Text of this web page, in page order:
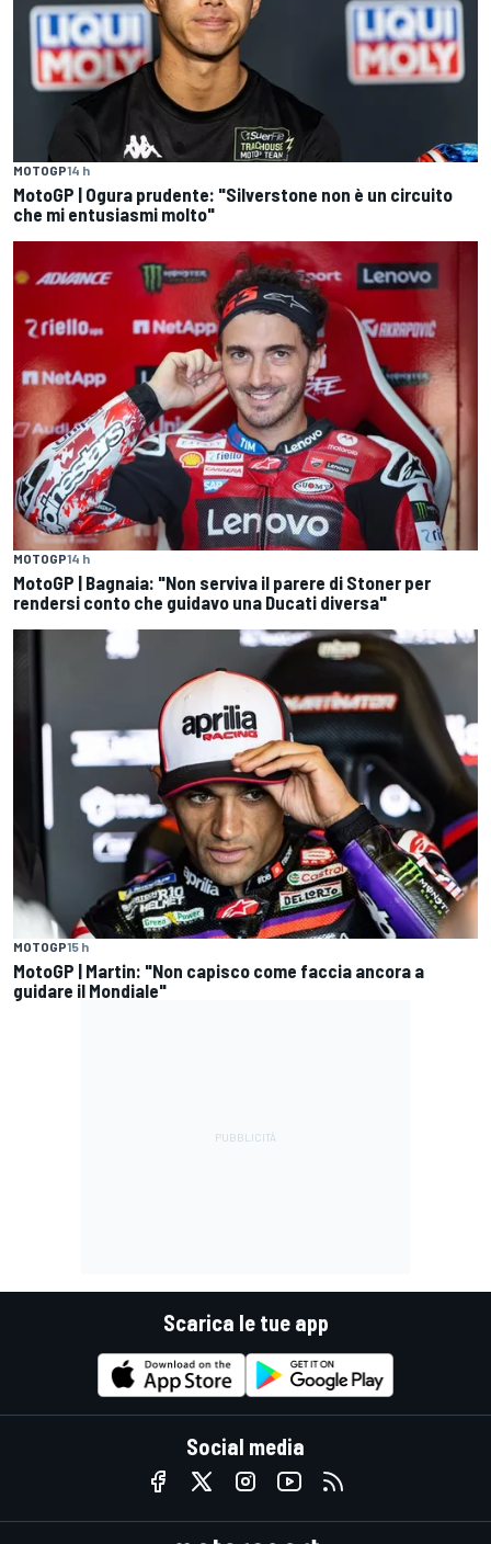
MOTOGP14 h
MotoGP | Ogura prudente: "Silverstone non è un circuito
che mi entusiasmi molto"
MOTOGP14 h
MotoGP | Bagnaia: "Non serviva il parere di Stoner per
rendersi conto che guidavo una Ducati diversa"
MOTOGP15 h
MotoGP | Martin: "Non capisco come faccia ancora a
guidare il Mondiale"
Scarica le tue app
Social media